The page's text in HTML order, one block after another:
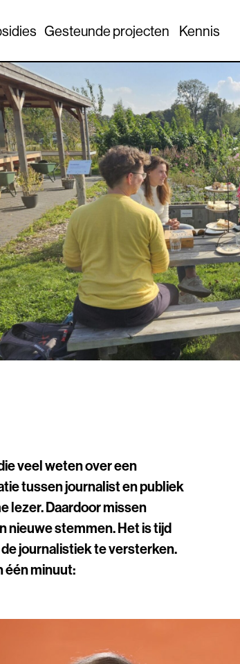
Gesteunde projecten Kennis
veel weten over een
tussen journalist en publiek
lezer. Daardoor missen
nieuwe stemmen. Het is tijd
journalistiek te versterken.
één minuut: